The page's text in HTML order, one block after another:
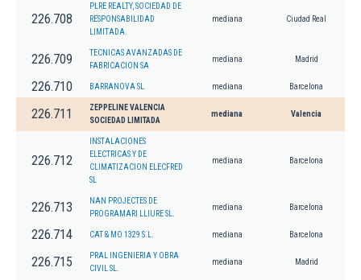
226.708
PLRE REALTY, SOCIEDAD DE
RESPONSABILIDAD
LIMITADA.
mediana Ciudad Real
226.709
TECNICAS AVANZADAS DE
FABRICACION SA
mediana Madrid
226.710 BARRANOVA SL mediana Barcelona
226.711
ZEPPELINE VALENCIA
SOCIEDAD LIMITADA
mediana Valencia
226.712
INSTALACIONES
ELECTRICAS Y DE
CLIMATIZACION ELECFRED
SL
mediana Barcelona
226.713
NAN PROJECTES DE
PROGRAMARI LLIURE SL.
mediana Barcelona
226.714 CAT & MO 1329 S.L. mediana Barcelona
226.715
PRAL INGENIERIA Y OBRA
CIVIL SL.
mediana Madrid